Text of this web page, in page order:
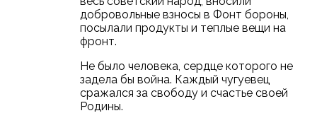
добровольные взносы в Фонт бороны,
посылали продукты и теплые вещи на
фронт.
Не было человека, сердце которого не
задела бы война. Каждый чугуевец
сражался за свободу и счастье своей
Родины.